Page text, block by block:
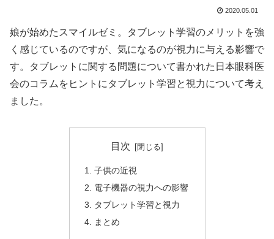
2020.05.01
娘が始めたスマイルゼミ。タブレット学習のメリットを強
く感じているのですが、気になるのが視力に与える影響で
す。タブレットに関する問題について書かれた日本眼科医
会のコラムをヒントにタブレット学習と視力について考え
ました。
目次
子供の近視
電子機器の視力への影響
タブレット学習と視力
まとめ